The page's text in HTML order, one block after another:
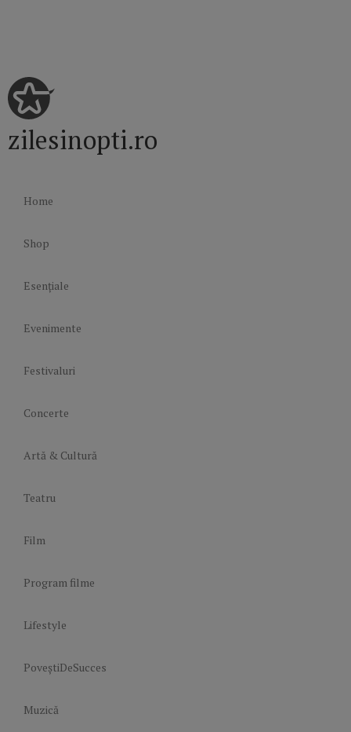
zilesinopti.ro
Home
Shop
Esențiale
Evenimente
Festivaluri
Concerte
Artă & Cultură
Teatru
Film
Program filme
Lifestyle
PoveștiDeSucces
Muzică